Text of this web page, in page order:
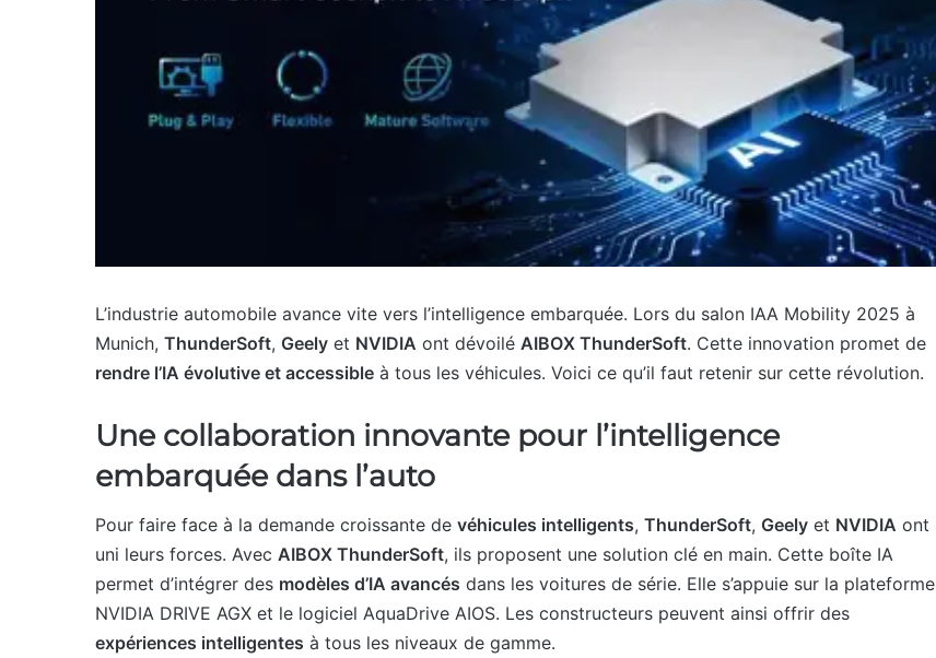
L’industrie automobile avance vite vers l’intelligence embarquée. Lors du salon IAA Mobility 2025 à
Munich, ThunderSoft, Geely et NVIDIA ont dévoilé AIBOX ThunderSoft. Cette innovation promet de
rendre l’IA évolutive et accessible à tous les véhicules. Voici ce qu’il faut retenir sur cette révolution.
Une collaboration innovante pour l’intelligence
embarquée dans l’auto
Pour faire face à la demande croissante de véhicules intelligents, ThunderSoft, Geely et NVIDIA ont
uni leurs forces. Avec AIBOX ThunderSoft, ils proposent une solution clé en main. Cette boîte IA
permet d’intégrer des modèles d’IA avancés dans les voitures de série. Elle s’appuie sur la plateforme
NVIDIA DRIVE AGX et le logiciel AquaDrive AIOS. Les constructeurs peuvent ainsi offrir des
expériences intelligentes à tous les niveaux de gamme.